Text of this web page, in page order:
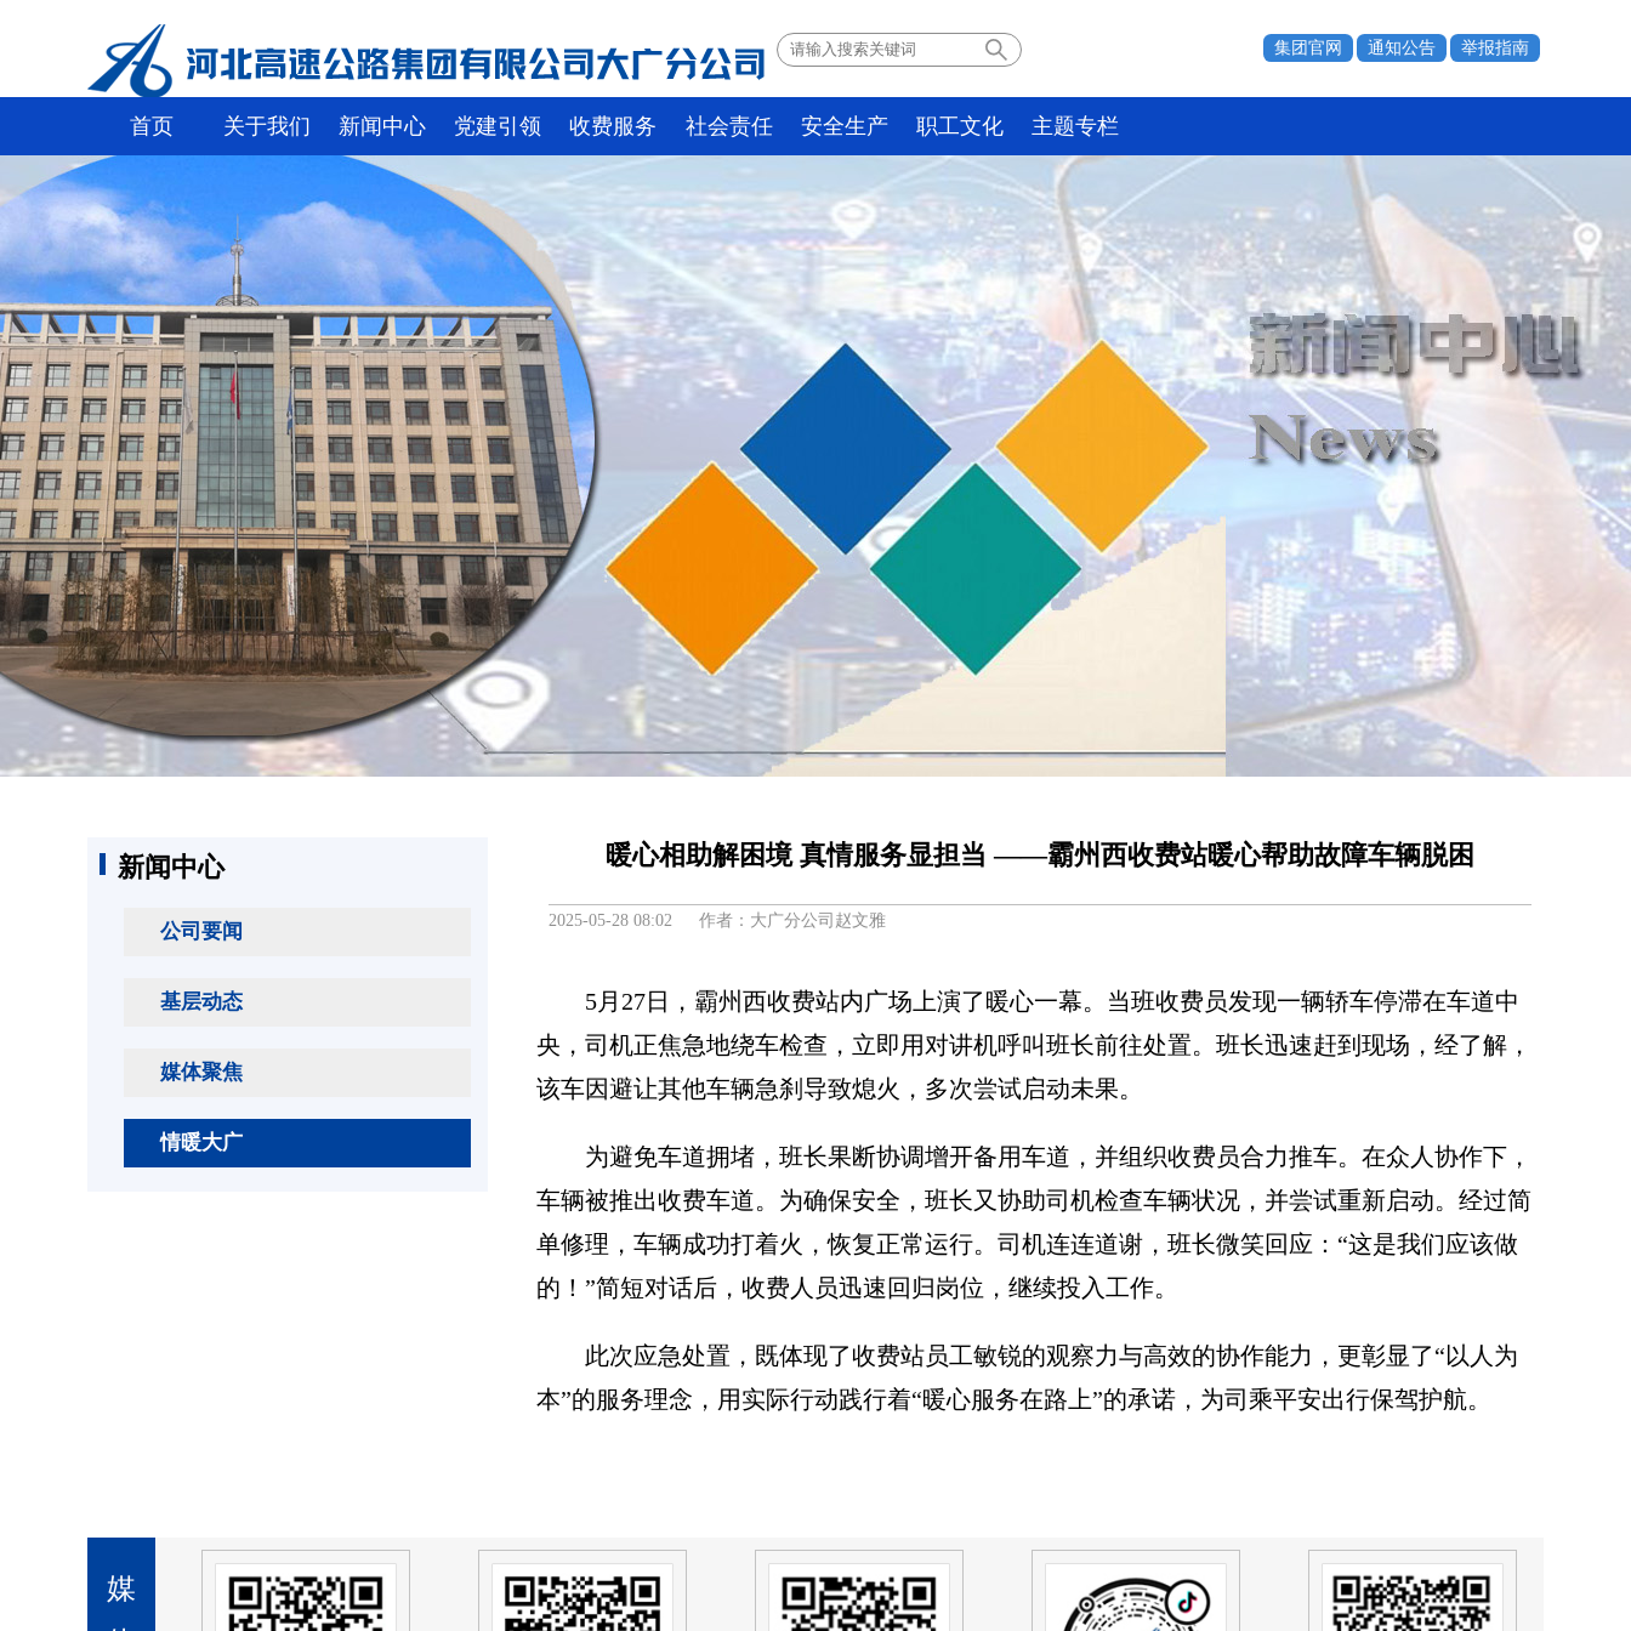
集团官网 通知公告 举报指南
首页 关于我们 新闻中心 党建引领 收费服务 社会责任 安全生产 职工文化 主题专栏
新闻中心
公司要闻
基层动态
媒体聚焦
情暖大广
暖心相助解困境 真情服务显担当 ——霸州西收费站暖心帮助故障车辆脱困
2025-05-28 08:02 作者：大广分公司赵文雅
5月27日，霸州西收费站内广场上演了暖心一幕。当班收费员发现一辆轿车停滞在车道中
央，司机正焦急地绕车检查，立即用对讲机呼叫班长前往处置。班长迅速赶到现场，经了解，
该车因避让其他车辆急刹导致熄火，多次尝试启动未果。
为避免车道拥堵，班长果断协调增开备用车道，并组织收费员合力推车。在众人协作下，
车辆被推出收费车道。 为确保安全，班长又协助司机检查车辆状况，并尝试重新启动。经过简
单修理，车辆成功打着火，恢复正常运行。司机连连道谢，班长微笑回应： “这是我们应该做
的！”简短对话后，收费人员迅速回归岗位，继续投入工作。
此次应急处置，既体现了收费站员工敏锐的观察力与高效的协作能力，更彰显了“以人为
本”的服务理念，用实际行动践行着“暖心服务在路上”的承诺，为司乘平安出行保驾护航。
媒